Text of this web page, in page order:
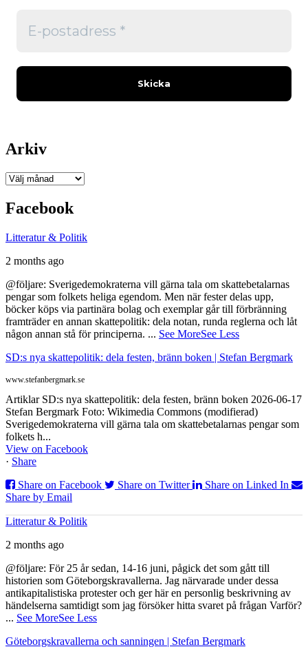
Arkiv
Arkiv
Facebook
Litteratur & Politik
2 months ago
@följare: Sverigedemokraterna vill gärna tala om skattebetalarnas
pengar som folkets heliga egendom. Men när fester delas upp,
böcker köps via partinära bolag och exemplar går till förbränning
framträder en annan skattepolitik: dela notan, runda reglerna och låt
någon annan stå för principerna. ... See MoreSee Less
SD:s nya skattepolitik: dela festen, bränn boken | Stefan Bergmark
www.stefanbergmark.se
Artiklar SD:s nya skattepolitik: dela festen, bränn boken 2026-06-17
Stefan Bergmark Foto: Wikimedia Commons (modifierad)
Sverigedemokraterna vill gärna tala om skattebetalarnas pengar som
folkets h...
View on Facebook
· Share
Share on Facebook
Share on Twitter
Share on Linked In
Share by Email
Litteratur & Politik
2 months ago
@följare: För 25 år sedan, 14-16 juni, pågick det som gått till
historien som Göteborgskravallerna. Jag närvarade under dessa
antikapitalistiska protester och ger här en personlig beskrivning av
händelserna samtidigt som jag försöker hitta svaret på frågan Varför?
... See MoreSee Less
Göteborgskravallerna och sanningen | Stefan Bergmark